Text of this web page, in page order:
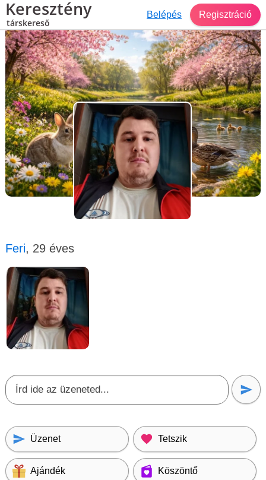
Keresztény
társkereső
Belépés Regisztráció
Társkereső Pered
Feri, 29 éves, férfi
Feri, 29 éves
Üzenet Tetszik
Ajándék Köszöntő